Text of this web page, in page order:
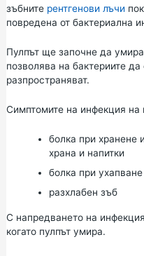
зъбните рентгенови лъчи
повредена от бактериална
Пулпът ще започне да
позволява на бактериите
разпространяват.
Симптомите на инфекция на
болка при хранене
храна и напитки
болка при
разхлабен зъб
С напредването на
когато пулпът умира.